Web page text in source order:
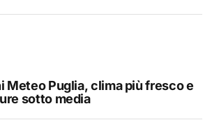
Meteo Puglia, clima più fresco e
sotto media